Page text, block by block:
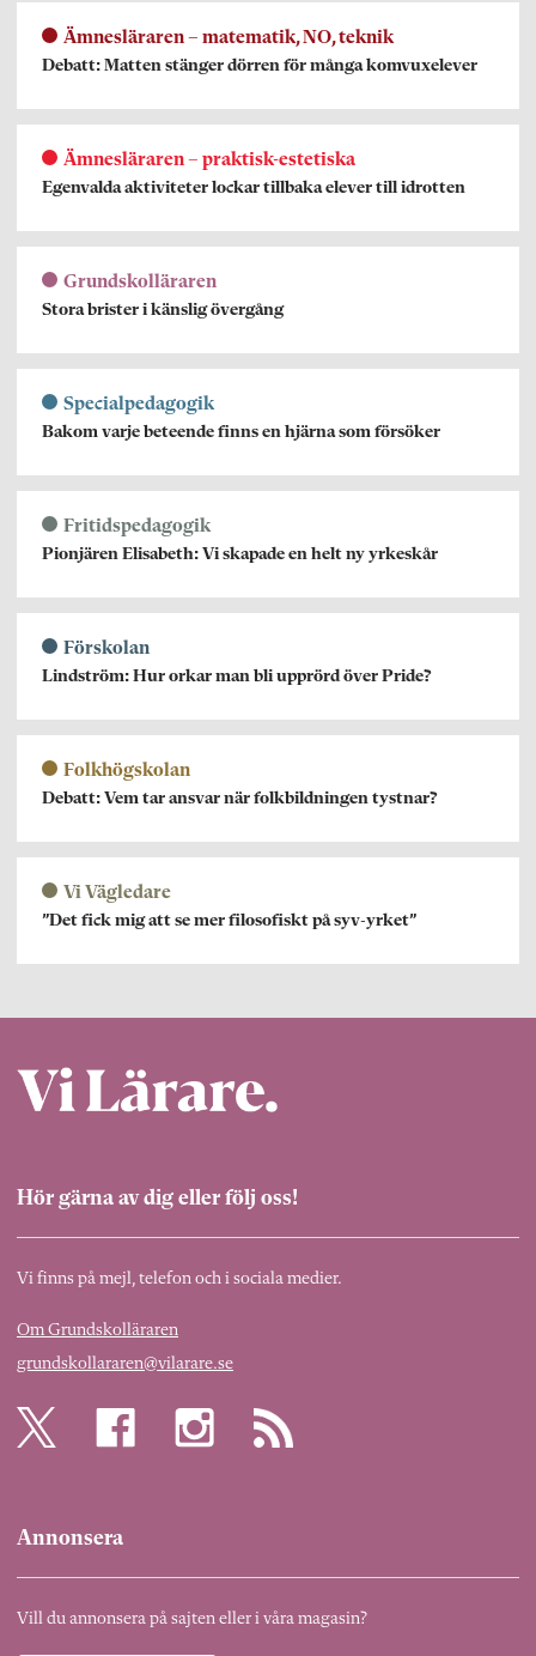
Ämnesläraren – matematik, NO, teknik
Debatt: Matten stänger dörren för många komvuxelever
Ämnesläraren – praktisk-estetiska
Egenvalda aktiviteter lockar tillbaka elever till idrotten
Grundskolläraren
Stora brister i känslig övergång
Specialpedagogik
Bakom varje beteende finns en hjärna som försöker
Fritidspedagogik
Pionjären Elisabeth: Vi skapade en helt ny yrkeskår
Förskolan
Lindström: Hur orkar man bli upprörd över Pride?
Folkhögskolan
Debatt: Vem tar ansvar när folkbildningen tystnar?
Vi Vägledare
”Det fick mig att se mer filosofiskt på syv-yrket”
Hör gärna av dig eller följ oss!
Vi finns på mejl, telefon och i sociala medier.
Om Grundskolläraren
grundskollararen@vilarare.se
Annonsera
Vill du annonsera på sajten eller i våra magasin?